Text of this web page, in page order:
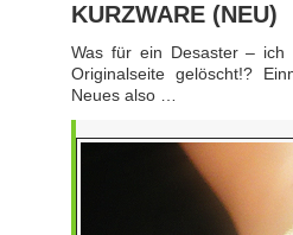
KURZWARE (NEU)
Was für ein Desaster – ich
Originalseite gelöscht!?
Neues also …